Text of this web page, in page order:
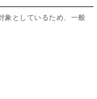
象としているため、一般